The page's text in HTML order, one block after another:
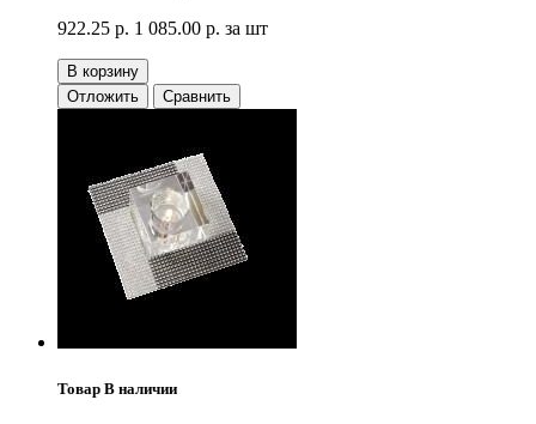
922.25 р. 1 085.00 р. за шт
В корзину
Отложить
Сравнить
Товар В наличии